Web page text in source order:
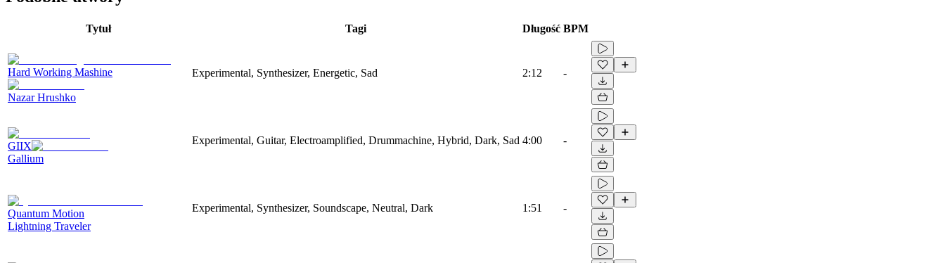
Tytuł Tagi Długość BPM
Hard Working Mashine
Nazar Hrushko
Experimental, Synthesizer, Energetic, Sad 2:12 -
GIIX
Gallium
Experimental, Guitar, Electroamplified, Drummachine, Hybrid, Dark, Sad 4:00 -
Quantum Motion
Lightning Traveler
Experimental, Synthesizer, Soundscape, Neutral, Dark 1:51 -